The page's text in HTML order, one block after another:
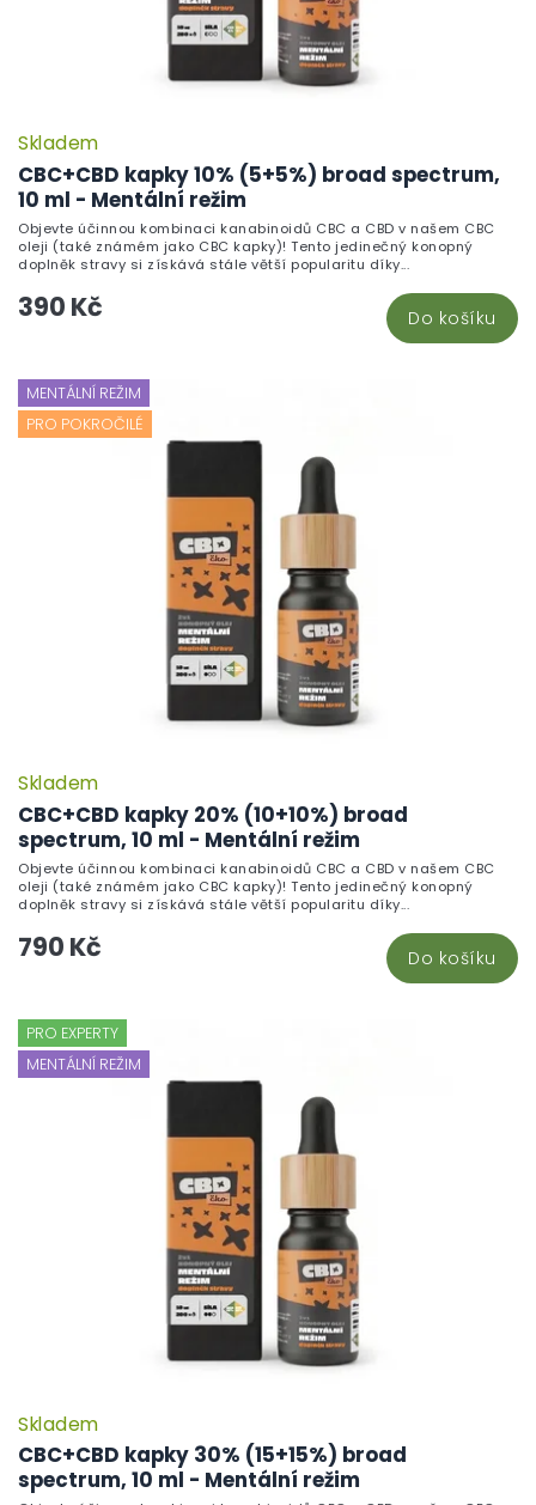
CBC+CBD kapky 10% (5+5%) broad spectrum,
10 ml - Mentální režim
Skladem
390 Kč Do košíku
Objevte účinnou kombinaci kanabinoidů CBC a CBD v našem CBC
oleji (také známém jako CBC kapky)! Tento jedinečný konopný
doplněk stravy si získává stále větší popularitu díky...
MENTÁLNÍ REŽIM
PRO POKROČILÉ
CBC+CBD kapky 20% (10+10%) broad
spectrum, 10 ml - Mentální režim
Skladem
790 Kč Do košíku
Objevte účinnou kombinaci kanabinoidů CBC a CBD v našem CBC
oleji (také známém jako CBC kapky)! Tento jedinečný konopný
doplněk stravy si získává stále větší popularitu díky...
PRO EXPERTY
MENTÁLNÍ REŽIM
CBC+CBD kapky 30% (15+15%) broad
spectrum, 10 ml - Mentální režim
Skladem